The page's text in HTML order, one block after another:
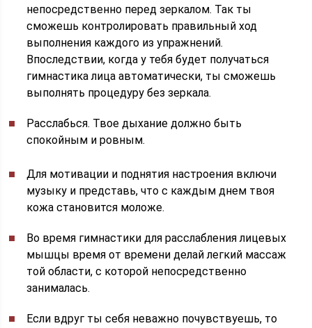
непосредственно перед зеркалом. Так ты
сможешь контролировать правильный ход
выполнения каждого из упражнений.
Впоследствии, когда у тебя будет получаться
гимнастика лица автоматически, ты сможешь
выполнять процедуру без зеркала.
Расслабься. Твое дыхание должно быть
спокойным и ровным.
Для мотивации и поднятия настроения включи
музыку и представь, что с каждым днем твоя
кожа становится моложе.
Во время гимнастики для расслабления лицевых
мышцы время от времени делай легкий массаж
той области, с которой непосредственно
занималась.
Если вдруг ты себя неважно почувствуешь, то